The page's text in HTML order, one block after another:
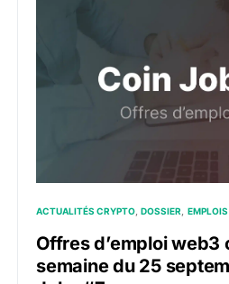
ACTUALITÉS CRYPTO DOSSIER EMPLOIS
Offres d’emploi web3
semaine du 25